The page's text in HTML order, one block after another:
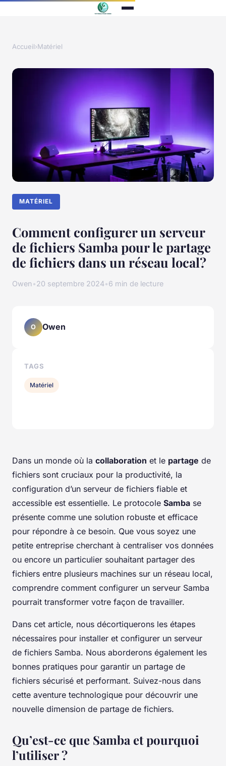
Accueil›Matériel
MATÉRIEL
Comment configurer un serveur
de fichiers Samba pour le partage
de fichiers dans un réseau local?
Owen•20 septembre 2024•6 min de lecture
Dans un monde où la collaboration et le partage de
fichiers sont cruciaux pour la productivité, la
configuration d’un serveur de fichiers fiable et
accessible est essentielle. Le protocole Samba se
présente comme une solution robuste et efficace
pour répondre à ce besoin. Que vous soyez une
petite entreprise cherchant à centraliser vos données
ou encore un particulier souhaitant partager des
fichiers entre plusieurs machines sur un réseau local,
comprendre comment configurer un serveur Samba
pourrait transformer votre façon de travailler.
Dans cet article, nous décortiquerons les étapes
nécessaires pour installer et configurer un serveur
de fichiers Samba. Nous aborderons également les
bonnes pratiques pour garantir un partage de
fichiers sécurisé et performant. Suivez-nous dans
cette aventure technologique pour découvrir une
nouvelle dimension de partage de fichiers.
Qu’est-ce que Samba et pourquoi
l’utiliser ?
O Owen
TAGS
Matériel